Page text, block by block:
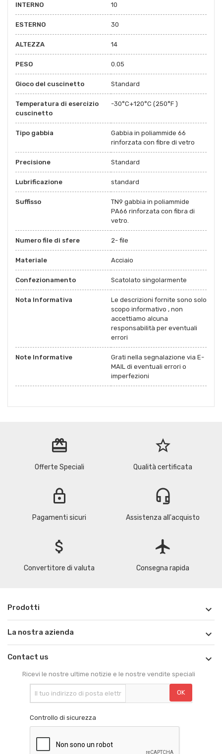
INTERNO 10
ESTERNO 30
ALTEZZA 14
PESO 0.05
Gioco del cuscinetto Standard
Temperatura di esercizio
cuscinetto
-30°C+120°C (250°F )
Tipo gabbia
Gabbia in poliammide 66
rinforzata con fibre di vetro
Precisione Standard
Lubrificazione standard
Suffisso
TN9 gabbia in poliammide
PA66 rinforzata con fibra di
vetro.
Numero file di sfere 2- file
Materiale Acciaio
Confezionamento Scatolato singolarmente
Nota Informativa
Le descrizioni fornite sono solo
scopo informativo , non
accettiamo alcuna
responsabilità per eventuali
errori
Note Informative
Grati nella segnalazione via E-
MAIL di eventuali errori o
imperfezioni
redeem
Offerte Speciali
star_border
Qualità certificata
lock
Pagamenti sicuri
headset_mic
Assistenza all'acquisto
attach_money
Convertitore di valuta
flight
Consegna rapida
Prodotti 
La nostra azienda 
Contact us 
Ricevi le nostre ultime notizie e le nostre vendite speciali
Controllo di sicurezza